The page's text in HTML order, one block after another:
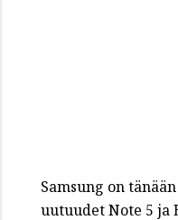
Samsung on
uutuudet Note 5 ja